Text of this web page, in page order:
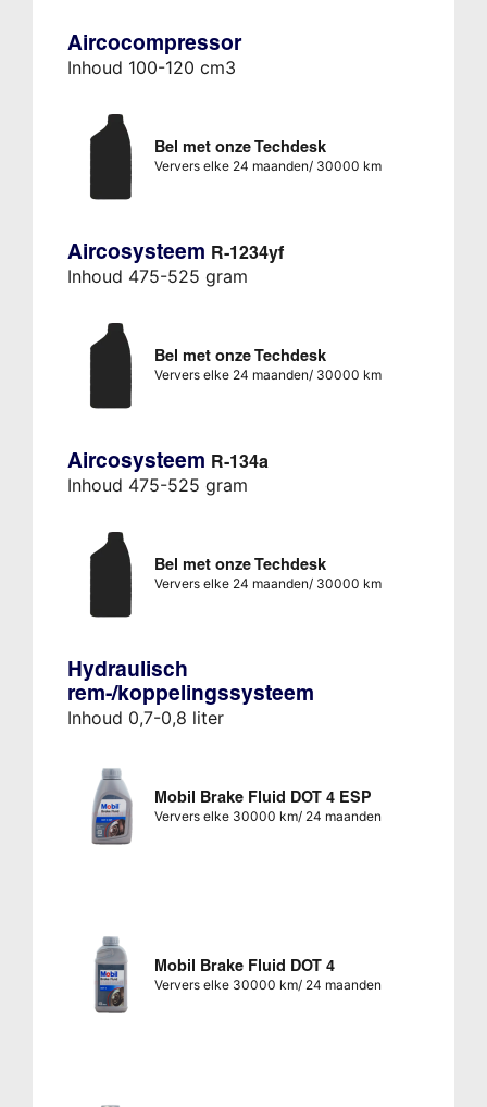
Aircocompressor
Inhoud 100-120 cm3
Bel met onze Techdesk
Ververs elke 24 maanden/ 30000 km
Aircosysteem R-1234yf
Inhoud 475-525 gram
Bel met onze Techdesk
Ververs elke 24 maanden/ 30000 km
Aircosysteem R-134a
Inhoud 475-525 gram
Bel met onze Techdesk
Ververs elke 24 maanden/ 30000 km
Hydraulisch
rem-/koppelingssysteem
Inhoud 0,7-0,8 liter
Mobil Brake Fluid DOT 4 ESP
Ververs elke 30000 km/ 24 maanden
Mobil Brake Fluid DOT 4
Ververs elke 30000 km/ 24 maanden